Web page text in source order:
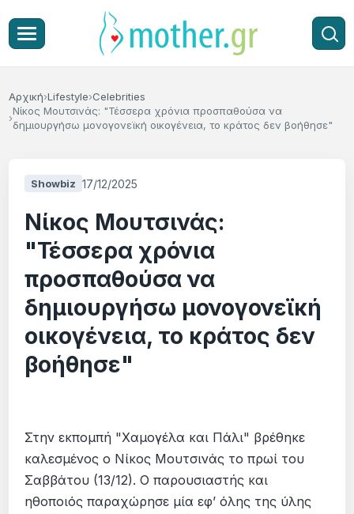
Αρχική Lifestyle Celebrities
Νίκος Μουτσινάς: "Τέσσερα χρόνια προσπαθούσα να
δημιουργήσω μονογονεϊκή οικογένεια, το κράτος δεν βοήθησε"
Showbiz 17/12/2025
Νίκος Μουτσινάς:
"Τέσσερα χρόνια
προσπαθούσα να
δημιουργήσω μονογονεϊκή
οικογένεια, το κράτος δεν
βοήθησε"
Στην εκπομπή "Χαμογέλα και Πάλι" βρέθηκε
καλεσμένος ο Νίκος Μουτσινάς το πρωί του
Σαββάτου (13/12). Ο παρουσιαστής και
ηθοποιός παραχώρησε μία εφ’ όλης της ύλης